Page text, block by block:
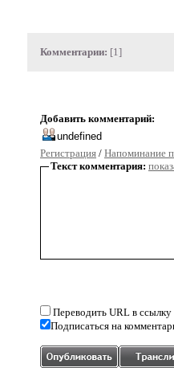
Комментарии: [1]
Добавить комментарий:
Регистрация / Напоминание
Текст комментария:
Переводить URL в ссылку
Подписаться на